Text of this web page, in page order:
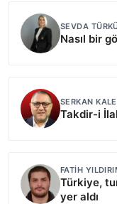
SEVDA
Nasıl bir
SERKAN
Takdir-i
FATIH
Türkiye,
yer aldı